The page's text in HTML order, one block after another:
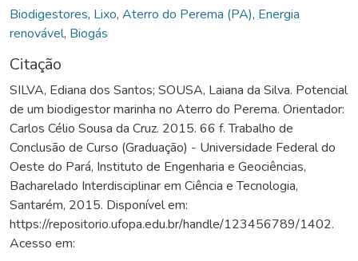
Biodigestores, Lixo, Aterro do Perema (PA), Energia
renovável, Biogás
Citação
SILVA, Ediana dos Santos; SOUSA, Laiana da Silva. Potencial
de um biodigestor marinha no Aterro do Perema. Orientador:
Carlos Célio Sousa da Cruz. 2015. 66 f. Trabalho de
Conclusão de Curso (Graduação) - Universidade Federal do
Oeste do Pará, Instituto de Engenharia e Geociências,
Bacharelado Interdisciplinar em Ciência e Tecnologia,
Santarém, 2015. Disponível em:
https://repositorio.ufopa.edu.br/handle/123456789/1402.
Acesso em: